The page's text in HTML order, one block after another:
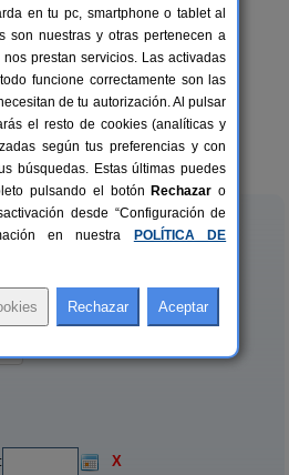
3-12 pers.
desde22 €
La Posada
(Cuenca)
X
en tu pc, smartphone o tablet al
son nuestras y otras pertenecen a
prestan servicios. Las activadas
funcione correctamente son las
de tu autorización. Al pulsar
el resto de cookies (analíticas y
según tus preferencias y con
búsquedas. Estas últimas puedes
pulsando el botón Rechazar o
desde “Configuración de
en nuestra
POLÍTICA DE